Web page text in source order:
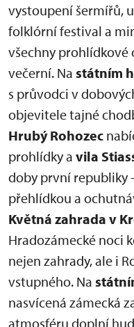
vystoupení šermířů,
folklórní festival a
všechny prohlídkové
večerní. Na státním
s průvodci v
objevitele tajné
Hrubý Rohozec
prohlídky a vila
doby první republiky
přehlídkou a
Květná zahrada v
Hradozámecké noci
nejen zahrady, ale i
vstupného. Na
nasvícená zámecká
atmosféru doplní